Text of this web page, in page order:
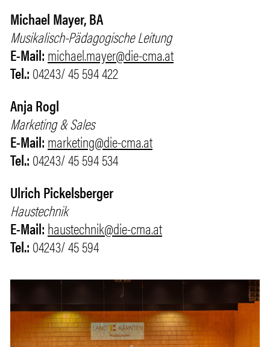
Michael Mayer, BA
Musikalisch-Pädagogische Leitung
E-Mail: michael.mayer@die-cma.at
Tel.: 04243/ 45 594 422
Anja Rogl
Marketing & Sales
E-Mail: marketing@die-cma.at
Tel.: 04243/ 45 594 534
Ulrich Pickelsberger
Haustechnik
E-Mail: haustechnik@die-cma.at
Tel.: 04243/ 45 594